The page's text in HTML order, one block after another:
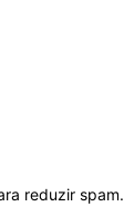
reduzir spam.